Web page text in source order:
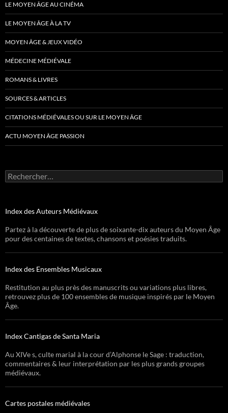
LE MOYEN ÂGE AU CINÉMA
LE MOYEN ÂGE À LA TV
MOYEN ÂGE & JEUX VIDÉO
MÉDECINE MÉDIÉVALE
ROMANS & LIVRES
SOURCES & ARTICLES
CITATIONS MÉDIÉVALES OU SUR LE MOYEN ÂGE
ACTU MOYEN ÂGE PASSION
Rechercher :
Index des Auteurs Médiévaux
Partez à la découverte de plus de soixante-dix auteurs du Moyen Âge
pour des centaines de textes, chansons et poésies traduits.
Index des Ensembles Musicaux
Restitution au plus près des manuscrits ou variations plus libres,
retrouvez plus de 100 ensembles de musique inspirés par le Moyen
Âge.
Index Cantigas de Santa Maria
Au XIVe s, culte marial à la cour d’Alphonse le Sage : traduction,
commentaires & leur interprétation par les plus grands groupes
médiévaux.
Cartes postales médiévales